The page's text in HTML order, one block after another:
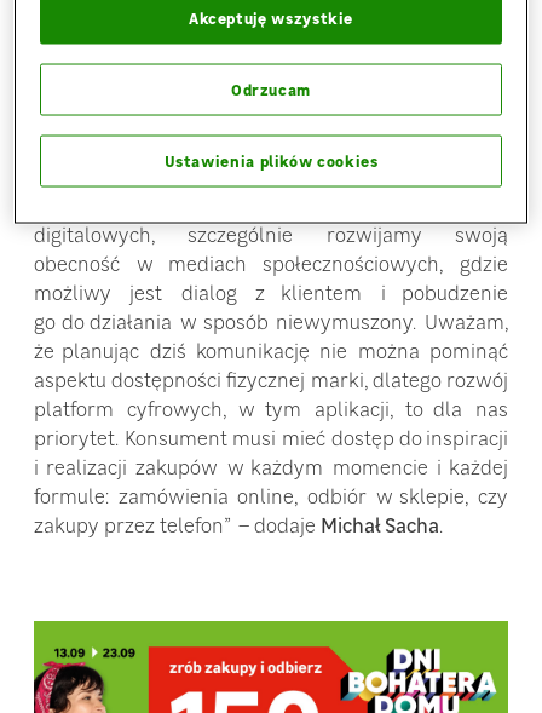
W konsekwencji reagowania na potrzeby
konsumenta i budowania bliskości klienta z marką,
Leroy Merlin tworzy nową architekturę kanałów
komunikacji opartą nie tylko o dopasowanie
demograficzne, ale przede wszystkim o sposób
i moment konsumpcji mediów.
digitalowych, szczególnie rozwijamy swoją
obecność w mediach społecznościowych, gdzie
możliwy jest dialog z klientem i pobudzenie
go do działania w sposób niewymuszony. Uważam,
że planując dziś komunikację nie można pominąć
aspektu dostępności fizycznej marki, dlatego rozwój
platform cyfrowych, w tym aplikacji, to dla nas
priorytet. Konsument musi mieć dostęp do inspiracji
i realizacji zakupów w każdym momencie i każdej
formule: zamówienia online, odbiór w sklepie, czy
zakupy przez telefon” –dodaje Michał Sacha.
Ustawienia plików cookies
Odrzucam
Akceptuję wszystkie